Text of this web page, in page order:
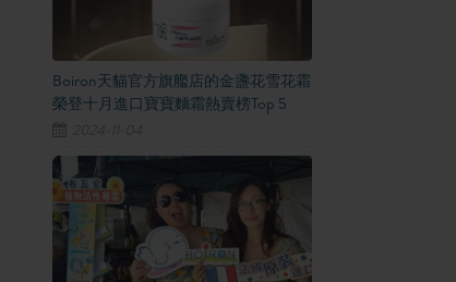
Boiron天貓官方旗艦店的金盞花雪花霜
榮登十月進口寶寶麵霜熱賣榜Top 5